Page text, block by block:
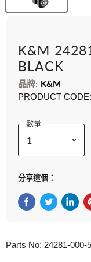
K&M
BLACK
品牌: K&M
PRODUCT CODE:
數量
分享這個：
Parts No: 24281-000-